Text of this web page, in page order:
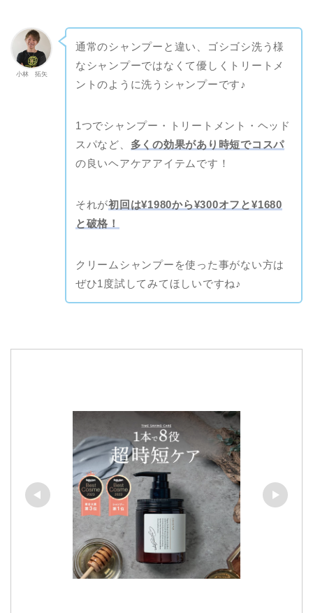
小林 拓矢
通常のシャンプーと違い、ゴシゴシ洗う様
なシャンプーではなくて優しくトリートメ
ントのように洗うシャンプーです♪
1つでシャンプー・トリートメント・ヘッド
スパなど、 多くの効果があり時短でコスパ
の良いヘアケアアイテムです！
それが初回は¥1980から¥300オフと¥1680
と破格！
クリームシャンプーを使った事がない方は
ぜひ1度試してみてほしいですね♪